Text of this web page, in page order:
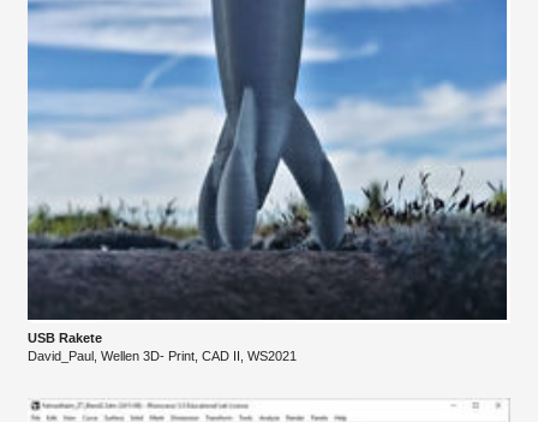
USB Rakete
David_Paul, Wellen 3D- Print, CAD II, WS2021